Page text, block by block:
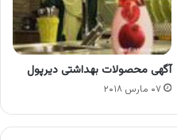
آگهی محصولات بهداشتی دیرپول
۰۷ مارس ۲۰۱۸